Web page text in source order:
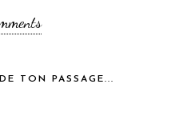
TON PASSAGE...